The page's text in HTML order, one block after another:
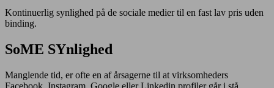
Kontinuerlig synlighed på de sociale medier til en fast lav pris uden
binding.
SoME SYnlighed
Manglende tid, er ofte en af årsagerne til at virksomheders
Facebook, Instagram, Google eller Linkedin profiler går i stå.